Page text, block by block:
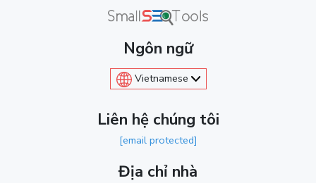
Ngôn ngữ
Vietnamese
Liên hệ chúng tôi
[email protected]
Địa chỉ nhà